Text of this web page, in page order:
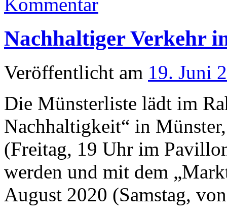
Kommentar
Nachhaltiger Verkehr
Veröffentlicht am 19. Juni
Die Münsterliste lädt im
Nachhaltigkeit“ in
(Freitag, 19 Uhr im
werden und mit dem
August 2020 (Samstag,